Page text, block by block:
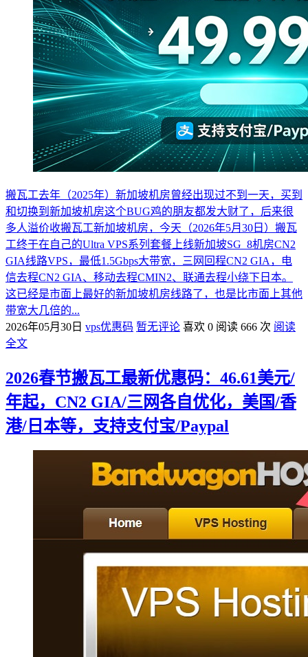
搬瓦工去年（2025年）新加坡机房曾经出现过不到一天，买到
和切换到新加坡机房这个BUG鸡的朋友都发大财了，后来很
多人溢价收搬瓦工新加坡机房，今天（2026年5月30日）搬瓦
工终于在自己的Ultra VPS系列套餐上线新加坡SG_8机房CN2
GIA线路VPS，最低1.5Gbps大带宽，三网回程CN2 GIA，电
信去程CN2 GIA、移动去程CMIN2、联通去程小绕下日本。
这已经是市面上最好的新加坡机房线路了，也是比市面上其他
带宽大几倍的...
2026年05月30日 vps优惠码 暂无评论 喜欢 0 阅读 666 次 阅读
全文
2026春节搬瓦工最新优惠码：46.61美元/
年起，CN2 GIA/三网各自优化，美国/香
港/日本等，支持支付宝/Paypal